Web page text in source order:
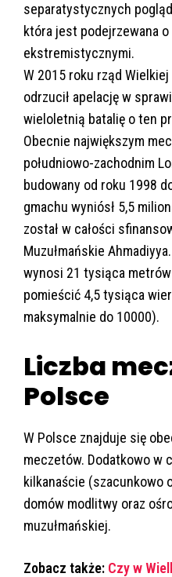
separatystycznych
która jest podejrzewana
ekstremistycznymi.
W 2015 roku rząd
odrzucił apelację w
wieloletnią batalię o ten
Obecnie największym
południowo-zachodnim
budowany od roku 1998
gmachu wyniósł 5,5
został w całości
Muzułmańskie
wynosi 21 tysiąca
pomieścić 4,5 tysiąca
maksymalnie do 10000).
Liczba
Polsce
W Polsce znajduje się
meczetów. Dodatkowo w
kilkanaście (szacunkowo
domów modlitwy oraz
muzułmańskiej.
Zobacz także: Czy w